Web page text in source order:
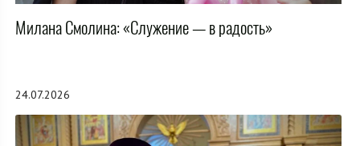
Милана Смолина: «Служение — в радость»
24.07.2026